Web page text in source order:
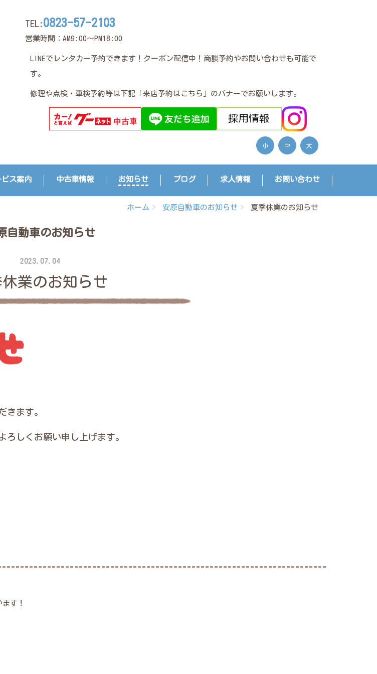
TEL: 0823-57-2103
営業時間：AM9:00～PM18:00
LINEでレンタカー予約できます！クーポン配信中！商談予約やお問い合わせも可能で
す。
修理や点検・車検予約等は下記「来店予約はこちら」のバナーでお願いします。
小 中 大
ビス案内 中古車情報 お知らせ ブログ 求人情報 お問い合わせ
ホーム 安原自動車のお知らせ 夏季休業のお知らせ
自動車のお知らせ
2023.07.04
業のお知らせ
きます。
しくお願い申し上げます。
す！